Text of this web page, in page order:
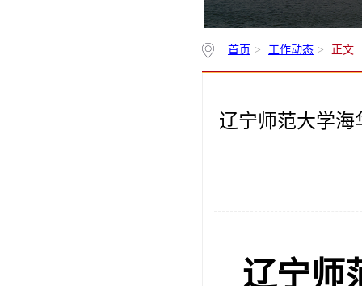
首页 > 工作动态 > 正文
辽宁师范大学
辽宁师